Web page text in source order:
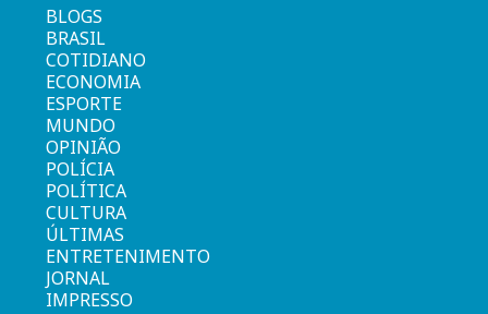
BLOGS
BRASIL
COTIDIANO
ECONOMIA
ESPORTE
MUNDO
OPINIÃO
POLÍCIA
POLÍTICA
CULTURA
ÚLTIMAS
ENTRETENIMENTO
JORNAL
IMPRESSO